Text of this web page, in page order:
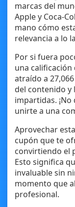
marcas del
Apple y Coca-
mano cómo
relevancia a lo
Por si fuera
una calificación
atraído a
del contenido y
impartidas.
unirte a una
Aprovechar
cupón que te
convirtiendo el
Esto significa
invaluable sin
momento que
profesional.